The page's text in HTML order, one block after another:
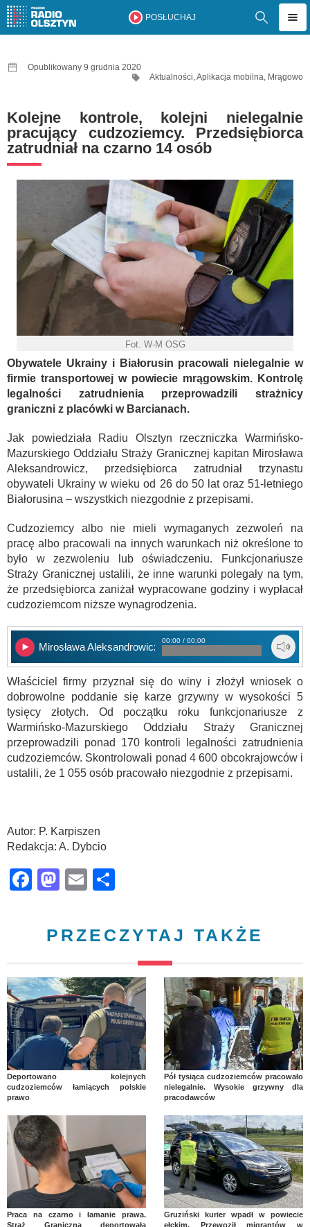
POSŁUCHAJ
Opublikowany 9 grudnia 2020
Aktualności,Aplikacja mobilna, Mrągowo
Kolejne kontrole, kolejni nielegalnie
pracujący cudzoziemcy. Przedsiębiorca
zatrudniał na czarno 14 osób
Fot. W-M OSG
Obywatele Ukrainy i Białorusin pracowali nielegalnie w
firmie transportowej w powiecie mrągowskim. Kontrolę
legalności zatrudnienia przeprowadzili strażnicy
graniczni z placówki w Barcianach.
Jak powiedziała Radiu Olsztyn rzeczniczka Warmińsko-
Mazurskiego Oddziału Straży Granicznej kapitan Mirosława
Aleksandrowicz, przedsiębiorca zatrudniał trzynastu
obywateli Ukrainy w wieku od 26 do 50 lat oraz 51-letniego
Białorusina – wszystkich niezgodnie z przepisami.
Cudzoziemcy albo nie mieli wymaganych zezwoleń na
pracę albo pracowali na innych warunkach niż określone to
było w zezwoleniu lub oświadczeniu. Funkcjonariusze
Straży Granicznej ustalili, że inne warunki polegały na tym,
że przedsiębiorca zaniżał wypracowane godziny i wypłacał
cudzoziemcom niższe wynagrodzenia.
Mirosława Aleksandrowicz
00:00 / 00:00
Właściciel firmy przyznał się do winy i złożył wniosek o
dobrowolne poddanie się karze grzywny w wysokości 5
tysięcy złotych. Od początku roku funkcjonariusze z
Warmińsko-Mazurskiego Oddziału Straży Granicznej
przeprowadzili ponad 170 kontroli legalności zatrudnienia
cudzoziemców. Skontrolowali ponad 4 600 obcokrajowców i
ustalili, że 1 055 osób pracowało niezgodnie z przepisami.
Autor: P. Karpiszen
Redakcja: A. Dybcio
Facebook
Mastodon
Email
PRZECZYTAJ TAKŻE
Deportowano kolejnych
cudzoziemców łamiących polskie
prawo
Pół tysiąca cudzoziemców pracowało
nielegalnie. Wysokie grzywny dla
pracodawców
Praca na czarno i łamanie prawa.
Straż Graniczna deportowała
Gruziński kurier wpadł w powiecie
ełckim. Przewoził migrantów w